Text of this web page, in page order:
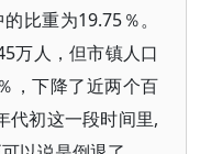
比重为19.75％。
万人，但市镇人口
，下降了近两个百
代初这一段时间里,